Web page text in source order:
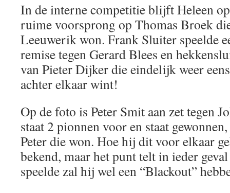
In de interne competitie blijft Heleen
ruime voorsprong op Thomas Broek
Leeuwerik won. Frank Sluiter speelde
remise tegen Gerard Blees en
van Pieter Dijker die eindelijk weer
achter elkaar wint!
Op de foto is Peter Smit aan zet tegen
staat 2 pionnen voor en staat
Peter die won. Hoe hij dit voor elkaar
bekend, maar het punt telt in ieder
speelde zal hij wel een “Blackout”